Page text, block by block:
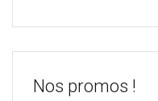
Nos promos !